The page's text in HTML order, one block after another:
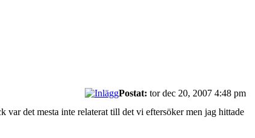
Postat: tor dec 20, 2007 4:48 pm
det mesta inte relaterat till det vi eftersöker men jag hittade